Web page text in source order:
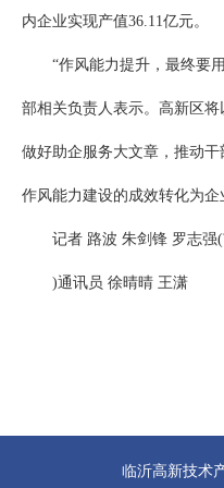
内企业实现产值36.11亿元。
“作风能力提升，最终要
部相关负责人表示。高新区
做好助企服务大文章，推动
作风能力建设的成效转化为企
记者 路波 朱剑锋 罗志强
)通讯员 徐晴晴 王潇
临沂高新技术